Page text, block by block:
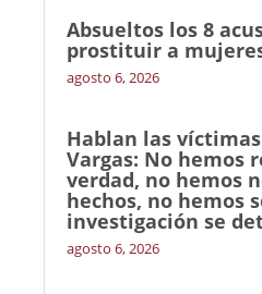
Absueltos los 8
prostituir a
agosto 6, 2026
Hablan las
Vargas: No hemos
verdad, no hemos
hechos, no hemos
investigación se
agosto 6, 2026